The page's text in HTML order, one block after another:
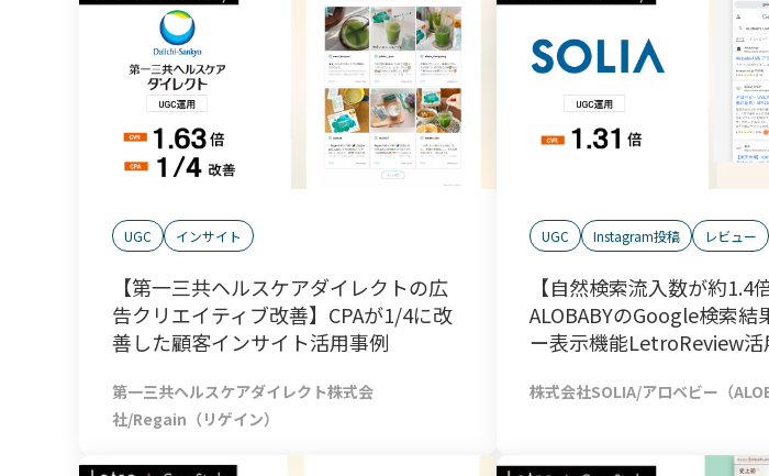
UGC インサイト
【第一三共ヘルスケアダイレクトの広
告クリエイティブ改善】CPAが1/4に改
善した顧客インサイト活用事例
第一三共ヘルスケアダイレクト株式会
社/Regain（リゲイン）
UGC Instagram投稿 レビュー
【自然検索流入数が約1.4
ALOBABYのGoogle検索結
ー表示機能LetroReview活
株式会社SOLIA/アロベビー（